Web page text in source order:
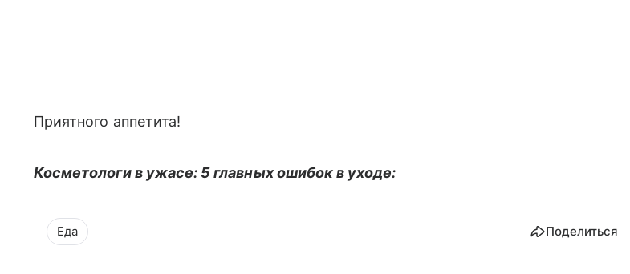
Приятного аппетита!
Косметологи в ужасе: 5 главных ошибок в уходе:
Еда Поделиться